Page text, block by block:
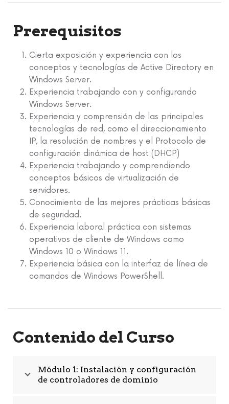
Prerequisitos
Cierta exposición y experiencia con los
conceptos y tecnologías de Active Directory en
Windows Server.
Experiencia trabajando con y configurando
Windows Server.
Experiencia y comprensión de las principales
tecnologías de red, como el direccionamiento
IP, la resolución de nombres y el Protocolo de
configuración dinámica de host (DHCP)
Experiencia trabajando y comprendiendo
conceptos básicos de virtualización de
servidores.
Conocimiento de las mejores prácticas básicas
de seguridad.
Experiencia laboral práctica con sistemas
operativos de cliente de Windows como
Windows 10 o Windows 11.
Experiencia básica con la interfaz de línea de
comandos de Windows PowerShell.
Contenido del Curso
Módulo 1: Instalación y configuración
de controladores de dominio